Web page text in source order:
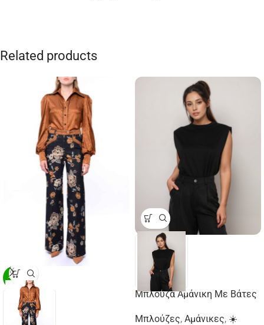
Related products
-29%
Μπλούζα Αμάνικη Με Βάτες
Μπλούζες, Αμάνικες, ☀️